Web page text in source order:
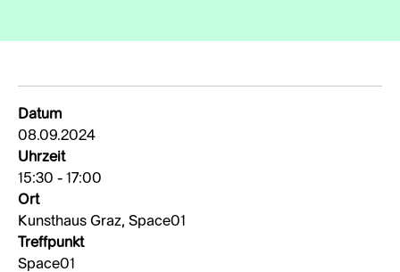
Datum
08.09.2024
Uhrzeit
15:30 - 17:00
Ort
Kunsthaus Graz, Space01
Treffpunkt
Space01